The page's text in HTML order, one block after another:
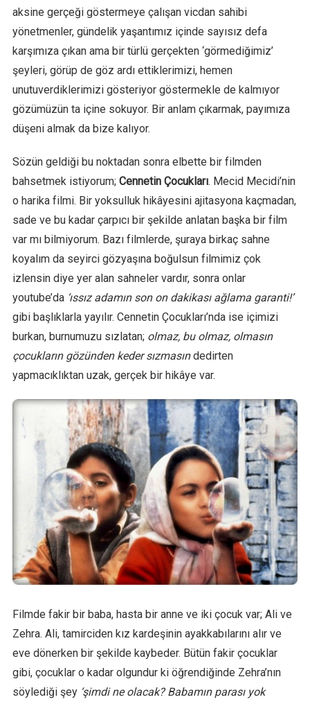
aksine gerçeği göstermeye çalışan vicdan sahibi
yönetmenler, gündelik yaşantımız içinde sayısız defa
karşımıza çıkan ama bir türlü gerçekten ‘görmediğimiz’
şeyleri, görüp de göz ardı ettiklerimizi, hemen
unutuverdiklerimizi gösteriyor göstermekle de kalmıyor
gözümüzün ta içine sokuyor. Bir anlam çıkarmak, payımıza
düşeni almak da bize kalıyor.
Sözün geldiği bu noktadan sonra elbette bir filmden
bahsetmek istiyorum;Cennetin Çocukları. Mecid Mecidi’nin
o harika filmi. Bir yoksulluk hikâyesini ajitasyona kaçmadan,
sade ve bu kadar çarpıcı bir şekilde anlatan başka bir film
var mı bilmiyorum. Bazı filmlerde, şuraya birkaç sahne
koyalım da seyirci gözyaşına boğulsun filmimiz çok
izlensin diye yer alan sahneler vardır, sonra onlar
youtube’da‘ıssız adamın son on dakikası ağlama garanti!’
gibi başlıklarla yayılır. Cennetin Çocukları’nda ise içimizi
burkan, burnumuzu sızlatan;olmaz, bu olmaz, olmasın
çocukların gözünden keder sızmasındedirten
yapmacıklıktan uzak, gerçek bir hikâye var.
Filmde fakir bir baba, hasta bir anne ve iki çocuk var; Ali ve
Zehra. Ali, tamirciden kız kardeşinin ayakkabılarını alır ve
eve dönerken bir şekilde kaybeder. Bütün fakir çocuklar
gibi, çocuklar o kadar olgundur ki öğrendiğinde Zehra’nın
söylediği şey‘şimdi ne olacak? Babamın parası yok